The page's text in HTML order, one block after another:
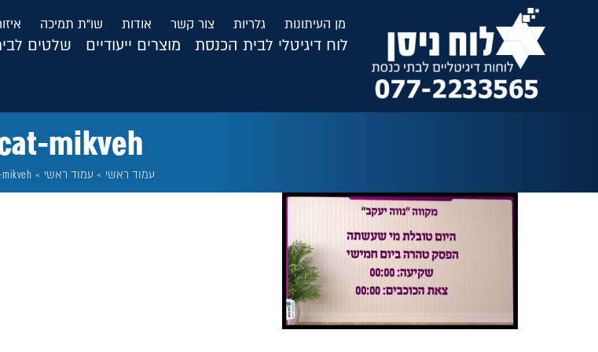
מן העיתונות גלריות צור קשר אודות שו”ת תמיכה
לוח דיגיטלי לבית הכנסת מוצרים ייעודיים שלטים
mikveh
עמוד ראשי » עמוד ראשי »